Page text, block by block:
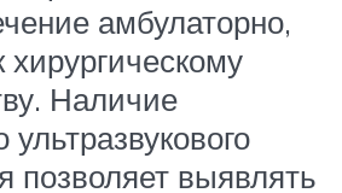
амбулаторно,
хирургическому
Наличие
позволяет выявлять